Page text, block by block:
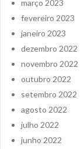
março 2023
fevereiro 2023
janeiro 2023
dezembro 2022
novembro 2022
outubro 2022
setembro 2022
agosto 2022
julho 2022
junho 2022